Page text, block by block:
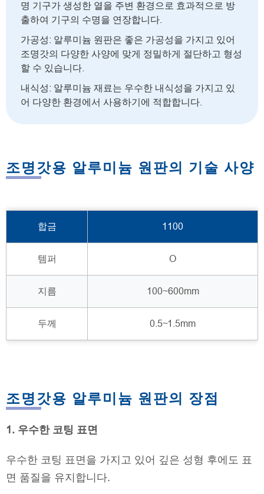
명 기구가 생성한 열을 주변 환경으로 효과적으로 방
출하여 기구의 수명을 연장합니다.
가공성: 알루미늄 원판은 좋은 가공성을 가지고 있어
조명갓의 다양한 사양에 맞게 정밀하게 절단하고 형성
할 수 있습니다.
내식성: 알루미늄 재료는 우수한 내식성을 가지고 있
어 다양한 환경에서 사용하기에 적합합니다.
조명갓용 알루미늄 원판의 기술 사양
합금 1100
템퍼 O
지름 100~600mm
두께 0.5~1.5mm
조명갓용 알루미늄 원판의 장점
1. 우수한 코팅 표면
우수한 코팅 표면을 가지고 있어 깊은 성형 후에도 표
면 품질을 유지합니다.